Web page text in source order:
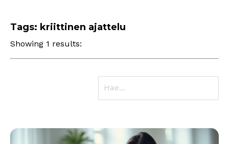
Tags: kriittinen ajattelu
Showing 1 results: